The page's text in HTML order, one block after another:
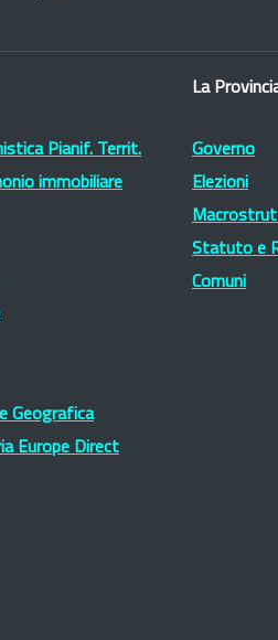
Pianif. Territ.
immobiliare
Geografica
Europe Direct
La
Governo
Elezioni
Statuto e
Comuni